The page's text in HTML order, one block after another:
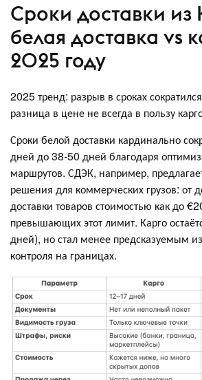
Сроки доставки из
белая доставка vs
2025 году
2025 тренд: разрыв в сроках
разница в цене не всегда в пользу
Сроки белой доставки кардинально
дней до 38-50 дней благодаря
маршрутов. СДЭК, например,
решения для коммерческих грузов: от
доставки товаров стоимостью как до
превышающих этот лимит. Карго
дней), но стал менее предсказуемым
контроля на границах.